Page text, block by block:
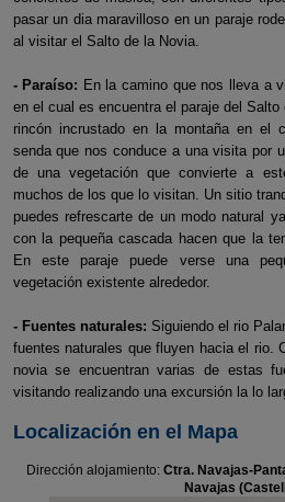
pasar un dia maravilloso en un paraje
al visitar el Salto de la Novia.
- Paraíso: En la camino que nos lleva a
en el cual es encuentra el paraje del
rincón incrustado en la montaña en el
senda que nos conduce a una visita por
de una vegetación que convierte a
muchos de los que lo visitan. Un sitio
puedes refrescarte de un modo natural
con la pequeña cascada hacen que la
En este paraje puede verse una
vegetación existente alrededor.
- Fuentes naturales: Siguiendo el rio
fuentes naturales que fluyen hacia el rio.
novia se encuentran varias de estas
visitando realizando una excursión la lo
Localización en el Mapa
Dirección alojamiento: Ctra. Navajas-
Navajas